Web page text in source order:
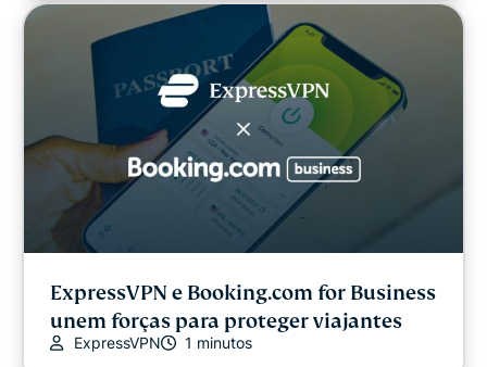
ExpressVPN e Booking.com for Business
unem forças para proteger viajantes
ExpressVPN 1 minutos